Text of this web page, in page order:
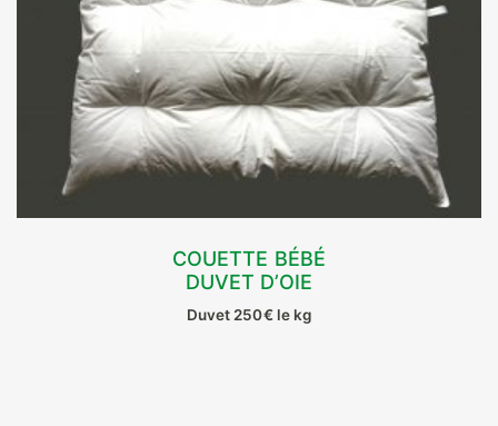
COUETTE BÉBÉ
DUVET D’OIE
Duvet 250€ le kg
CHOIX DES OPTIONS